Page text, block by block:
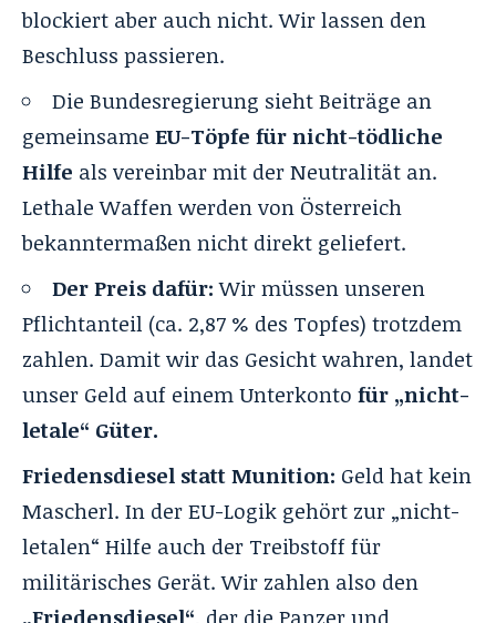
blockiert aber auch nicht. Wir lassen den
Beschluss passieren.
Die Bundesregierung sieht Beiträge an
gemeinsame EU-Töpfe für nicht-tödliche
Hilfe als vereinbar mit der Neutralität an.
Lethale Waffen werden von Österreich
bekanntermaßen nicht direkt geliefert.
Der Preis dafür:Wir müssen unseren
Pflichtanteil (ca. 2,87 % des Topfes) trotzdem
zahlen. Damit wir das Gesicht wahren, landet
unser Geld auf einem Unterkonto für „nicht-
letale“ Güter.
Friedensdiesel statt Munition: Geld hat kein
Mascherl. In der EU-Logik gehört zur „nicht-
letalen“ Hilfe auch der Treibstoff für
militärisches Gerät. Wir zahlen also den